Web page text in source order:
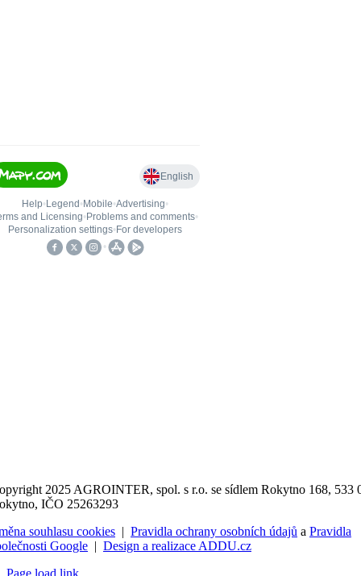
2025 AGROINTER, spol. s r.o. se sídlem Rokytno 168, 533
IČO 25263293
souhlasu cookies | Pravidla ochrany osobních údajů a Pravidla
Google | Design a realizace ADDU.cz
Page load link